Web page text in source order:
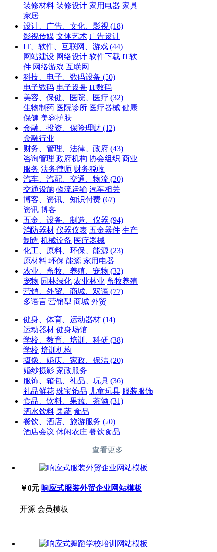
装修材料 装修设计 家用电器 家具
家居
设计、广告、文化、影视 (18)
影视传媒 文体艺术 广告设计
IT、软件、互联网、游戏 (44)
网站建设 网络设计 软件下载 IT软
件 网络游戏 互联网
科技、电子、数码设备 (30)
电子数码 电子设备 IT数码
美容、保健、医院、医疗 (32)
生物制药 医院诊所 医疗器械 健康
保健 美容护肤
金融、投资、保险理财 (12)
金融行业
财务、管理、法律、政府 (43)
咨询管理 政府机构 协会组织 商业
服务 法务律师 财务税收
汽车、汽配、交通、物流 (20)
交通设施 物流运输 汽车相关
博客、资讯、知识付费 (67)
资讯 博客
五金、设备、制造、仪器 (94)
消防器材 仪器仪表 五金器件 生产
制造 机械设备 医疗器械
化工、原料、环保、能源 (23)
原材料 环保 能源 家用电器
农业、畜牧、养殖、宠物 (32)
宠物 园林绿化 农业林业 畜牧养殖
营销、外贸、商城、双语 (77)
多语言 营销型 商城 外贸
健身、体育、运动器材 (14)
运动器材 健身场馆
学校、教育、培训、科研 (38)
学校 培训机构
摄像、婚庆、家政、保洁 (20)
婚纱摄影 家政服务
服饰、箱包、礼品、玩具 (36)
礼品鲜花 珠宝饰品 儿童玩具 服装服饰
食品、饮料、果蔬、茶酒 (31)
酒水饮料 果蔬 食品
餐饮、酒店、旅游服务 (20)
酒店会议 休闲农庄 餐饮食品
查看更多
￥0元 响应式服装外贸企业网站模板
开源 会员模板